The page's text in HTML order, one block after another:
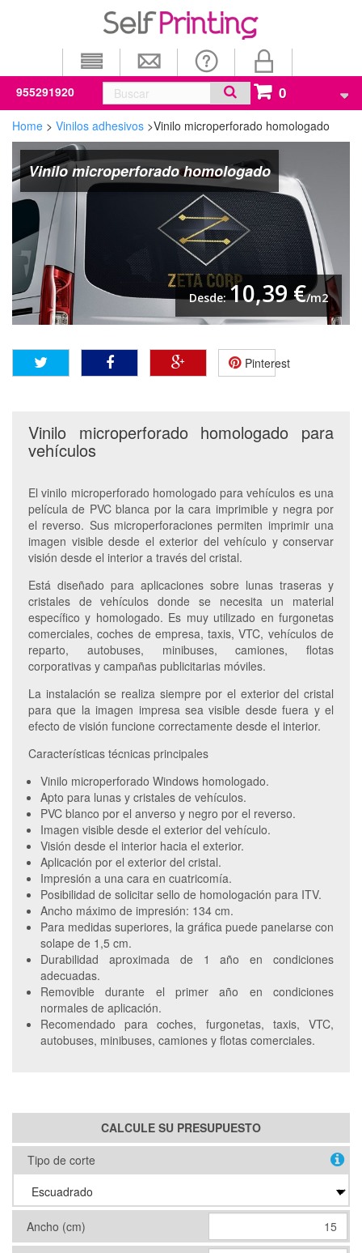
955291920 0
Home > Vinilos adhesivos >Vinilo microperforado homologado
Vinilo microperforado homologado
Desde:10,39 €/m2
Pinterest
Vinilo microperforado homologado para
vehículos
El vinilo microperforado homologado para vehículos es una
película de PVC blanca por la cara imprimible y negra por
el reverso. Sus microperforaciones permiten imprimir una
imagen visible desde el exterior del vehículo y conservar
visión desde el interior a través del cristal.
Está diseñado para aplicaciones sobre lunas traseras y
cristales de vehículos donde se necesita un material
específico y homologado. Es muy utilizado en furgonetas
comerciales, coches de empresa, taxis, VTC, vehículos de
reparto, autobuses, minibuses, camiones, flotas
corporativas y campañas publicitarias móviles.
La instalación se realiza siempre por el exterior del cristal
para que la imagen impresa sea visible desde fuera y el
efecto de visión funcione correctamente desde el interior.
Características técnicas principales
Vinilo microperforado Windows homologado.
Apto para lunas y cristales de vehículos.
PVC blanco por el anverso y negro por el reverso.
Imagen visible desde el exterior del vehículo.
Visión desde el interior hacia el exterior.
Aplicación por el exterior del cristal.
Impresión a una cara en cuatricomía.
Posibilidad de solicitar sello de homologación para ITV.
Ancho máximo de impresión: 134 cm.
Para medidas superiores, la gráfica puede panelarse con
solape de 1,5 cm.
Durabilidad aproximada de 1 año en condiciones
adecuadas.
Removible durante el primer año en condiciones
normales de aplicación.
Recomendado para coches, furgonetas, taxis, VTC,
autobuses, minibuses, camiones y flotas comerciales.
CALCULE SU PRESUPUESTO
Tipo de corte
Ancho (cm)